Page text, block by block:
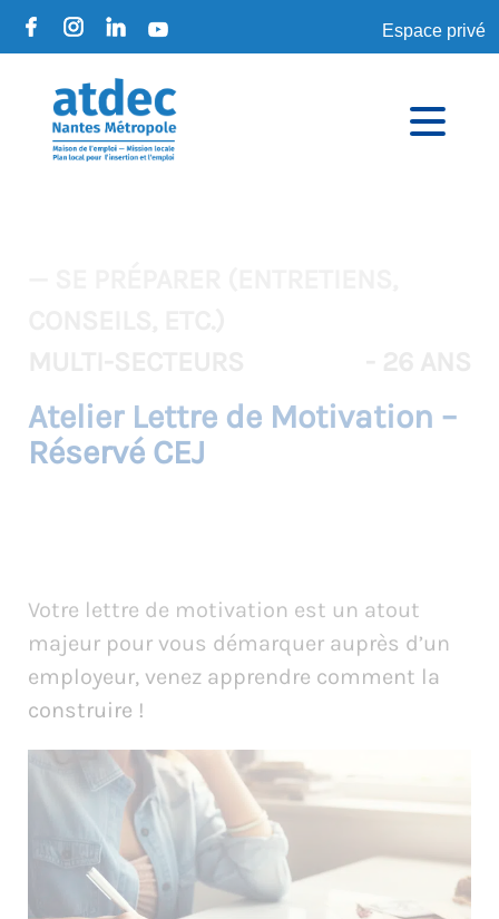
Espace privé
Atelier Lettre de Motivation –
Réservé CEJ
Votre lettre de motivation est un atout
majeur pour vous démarquer auprès d’un
employeur, venez apprendre comment la
construire !